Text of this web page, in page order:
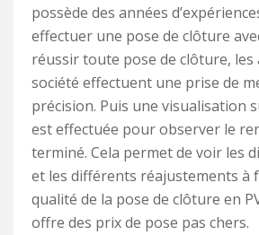
possède des années
effectuer une pose de clôture
réussir toute pose de clôture, les
société effectuent une prise de
précision. Puis une visualisation
est effectuée pour observer le
terminé. Cela permet de voir les
et les différents réajustements à
qualité de la pose de clôture en
offre des prix de pose pas chers.